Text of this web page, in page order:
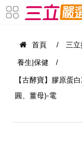
首頁 / 三
養生|保健 /
【古酵寶】膠原蛋
圓、薑母)-電